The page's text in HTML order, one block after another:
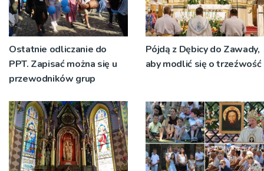
Ostatnie odliczanie do
PPT. Zapisać można się u
przewodników grup
Pójdą z Dębicy do Zawady,
aby modlić się o trzeźwość